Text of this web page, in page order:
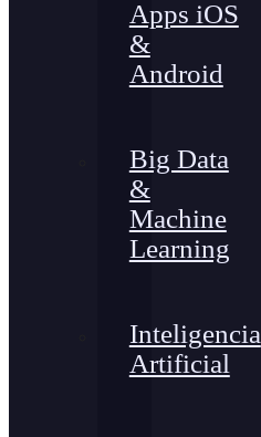
Apps iOS
&
Android
Big Data
&
Machine
Learning
Inteligencia
Artificial